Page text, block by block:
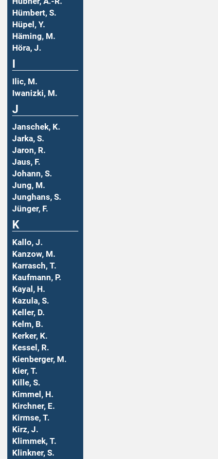
Hümbert, S.
Hüpel, Y.
Häming, M.
Höra, J.
Ilic, M.
Iwanizki, M.
J
Janschek, K.
Jarka, S.
Jaron, R.
Jaus, F.
Johann, S.
Jung, M.
Junghans, S.
Jünger, F.
K
Kallo, J.
Kanzow, M.
Karrasch, T.
Kaufmann, P.
Kayal, H.
Kazula, S.
Keller, D.
Kelm, B.
Kerker, K.
Kessel, R.
Kienberger, M.
Kier, T.
Kille, S.
Kimmel, H.
Kirchner, E.
Kirmse, T.
Kirz, J.
Klimmek, T.
Klinkner, S.